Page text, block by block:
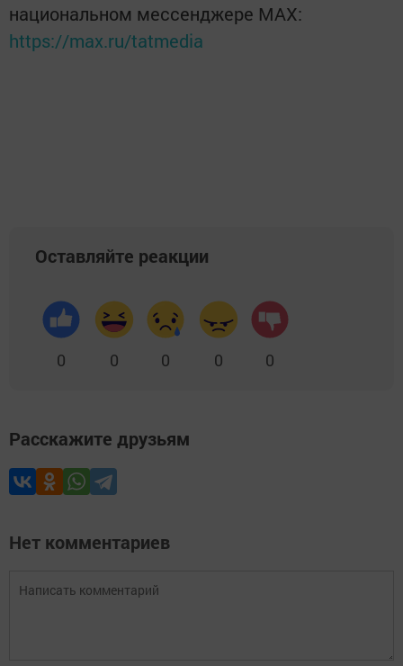
национальном мессенджере MАХ:
https://max.ru/tatmedia
Оставляйте реакции
0 0 0 0 0
Расскажите друзьям
Нет комментариев